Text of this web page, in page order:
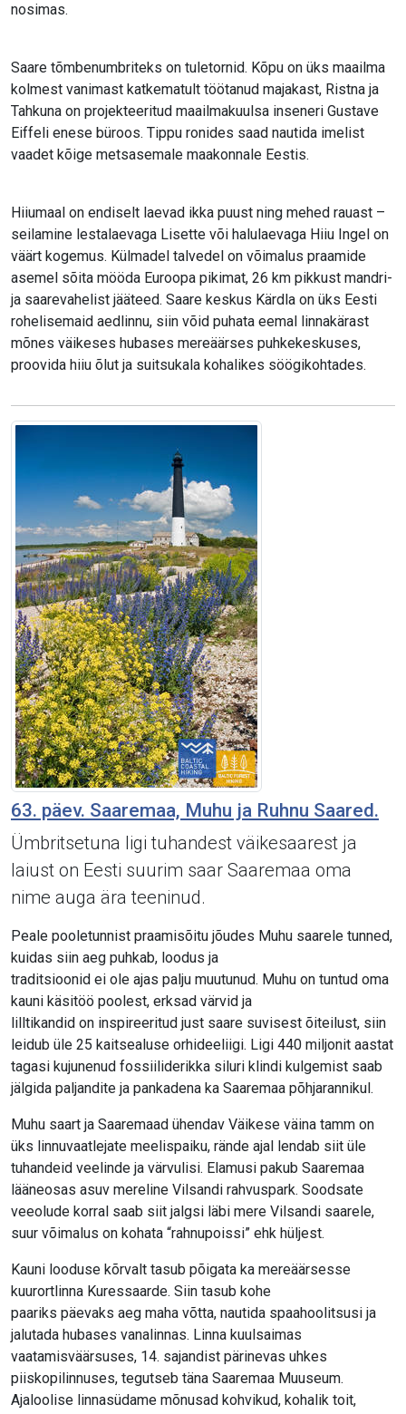
nosimas.
Saare tõmbenumbriteks on tuletornid. Kõpu on üks maailma
kolmest vanimast katkematult töötanud majakast, Ristna ja
Tahkuna on projekteeritud maailmakuulsa inseneri Gustave
Eiffeli enese büroos. Tippu ronides saad nautida imelist
vaadet kõige metsasemale maakonnale Eestis.
Hiiumaal on endiselt laevad ikka puust ning mehed rauast –
seilamine lestalaevaga Lisette või halulaevaga Hiiu Ingel on
väärt kogemus. Külmadel talvedel on võimalus praamide
asemel sõita mööda Euroopa pikimat, 26 km pikkust mandri-
ja saarevahelist jääteed. Saare keskus Kärdla on üks Eesti
rohelisemaid aedlinnu, siin võid puhata eemal linnakärast
mõnes väikeses hubases mereäärses puhkekeskuses,
proovida hiiu õlut ja suitsukala kohalikes söögikohtades.
63. päev. Saaremaa, Muhu ja Ruhnu Saared.
Ümbritsetuna ligi tuhandest väikesaarest ja
laiust on Eesti suurim saar Saaremaa oma
nime auga ära teeninud.
Peale pooletunnist praamisõitu jõudes Muhu saarele tunned,
kuidas siin aeg puhkab, loodus ja
traditsioonid ei ole ajas palju muutunud. Muhu on tuntud oma
kauni käsitöö poolest, erksad värvid ja
lilltikandid on inspireeritud just saare suvisest õiteilust, siin
leidub üle 25 kaitsealuse orhideeliigi. Ligi 440 miljonit aastat
tagasi kujunenud fossiiliderikka siluri klindi kulgemist saab
jälgida paljandite ja pankadena ka Saaremaa põhjarannikul.
Muhu saart ja Saaremaad ühendav Väikese väina tamm on
üks linnuvaatlejate meelispaiku, rände ajal lendab siit üle
tuhandeid veelinde ja värvulisi. Elamusi pakub Saaremaa
lääneosas asuv mereline Vilsandi rahvuspark. Soodsate
veeolude korral saab siit jalgsi läbi mere Vilsandi saarele,
suur võimalus on kohata “rahnupoissi” ehk hüljest.
Kauni looduse kõrvalt tasub põigata ka mereäärsesse
kuurortlinna Kuressaarde. Siin tasub kohe
paariks päevaks aeg maha võtta, nautida spaahoolitsusi ja
jalutada hubases vanalinnas. Linna kuulsaimas
vaatamisväärsuses, 14. sajandist pärinevas uhkes
piiskopilinnuses, tegutseb täna Saaremaa Muuseum.
Ajaloolise linnasüdame mõnusad kohvikud, kohalik toit,